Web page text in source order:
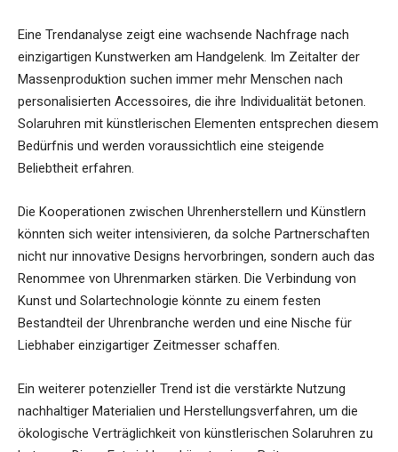
Eine Trendanalyse zeigt eine wachsende Nachfrage nach
einzigartigen Kunstwerken am Handgelenk. Im Zeitalter der
Massenproduktion suchen immer mehr Menschen nach
personalisierten Accessoires, die ihre Individualität betonen.
Solaruhren mit künstlerischen Elementen entsprechen diesem
Bedürfnis und werden voraussichtlich eine steigende
Beliebtheit erfahren.
Die Kooperationen zwischen Uhrenherstellern und Künstlern
könnten sich weiter intensivieren, da solche Partnerschaften
nicht nur innovative Designs hervorbringen, sondern auch das
Renommee von Uhrenmarken stärken. Die Verbindung von
Kunst und Solartechnologie könnte zu einem festen
Bestandteil der Uhrenbranche werden und eine Nische für
Liebhaber einzigartiger Zeitmesser schaffen.
Ein weiterer potenzieller Trend ist die verstärkte Nutzung
nachhaltiger Materialien und Herstellungsverfahren, um die
ökologische Verträglichkeit von künstlerischen Solaruhren zu